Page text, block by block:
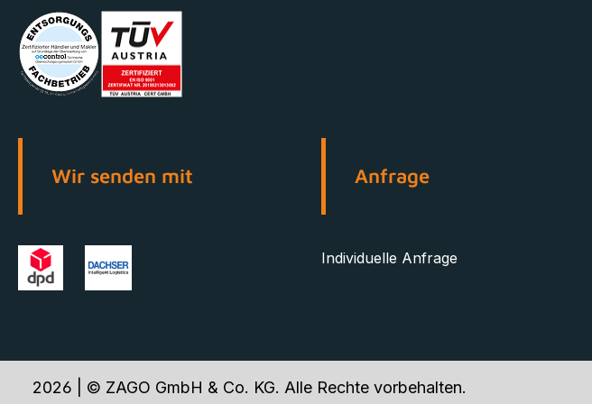
Wir senden mit Anfrage
Individuelle Anfrage
2026 | © ZAGO GmbH & Co. KG. Alle Rechte vorbehalten.